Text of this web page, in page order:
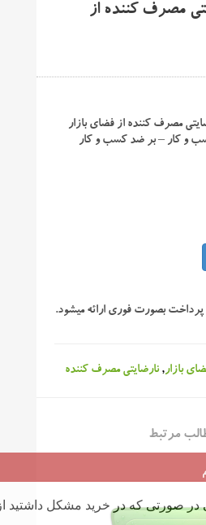
مصرف کننده از
مصرف کننده از فضای بازار
و کار – بر ضد کسب و کار
پرداخت بصورت فوری ارائه میشود.
بازار,نارضایتی مصرف کننده
مرتبط
در صورتی که در خرید مشکل داشتید